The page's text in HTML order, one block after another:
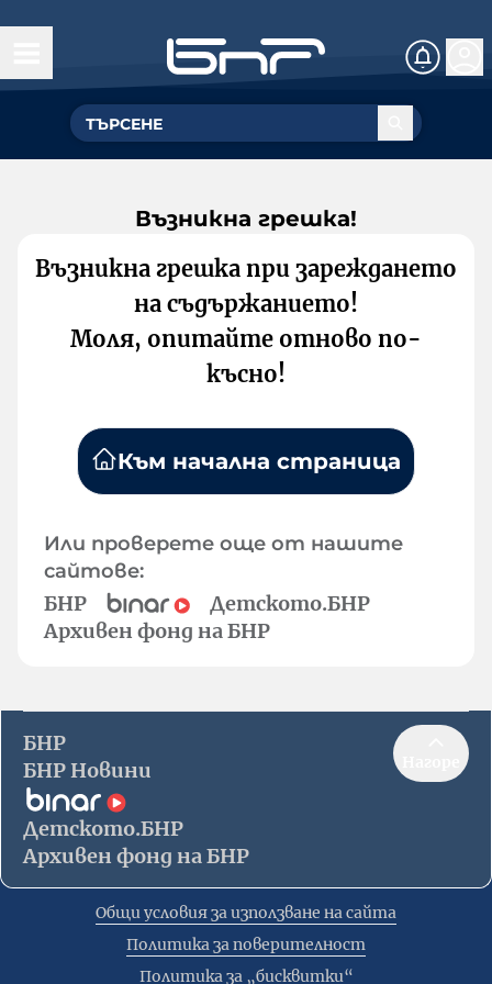
Възникна грешка!
Възникна грешка при зареждането
на съдържанието!
Моля, опитайте отново по-
късно!
Към начална страница
Или проверете още от нашите
сайтове:
БНР
Детското.БНР
Архивен фонд на БНР
БНР
БНР Новини
Детското.БНР
Архивен фонд на БНР
Общи условия за използване на сайта
Политика за поверителност
Политика за „бисквитки“